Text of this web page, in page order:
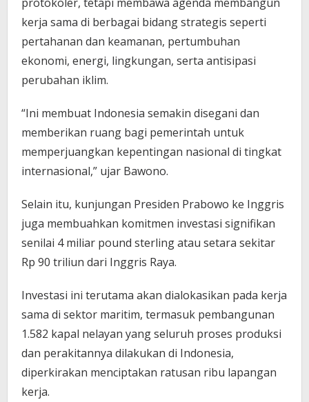
kerja sama di berbagai bidang strategis seperti
pertahanan dan keamanan, pertumbuhan
ekonomi, energi, lingkungan, serta antisipasi
perubahan iklim.
“Ini membuat Indonesia semakin disegani dan
memberikan ruang bagi pemerintah untuk
memperjuangkan kepentingan nasional di tingkat
internasional,” ujar Bawono.
Selain itu, kunjungan Presiden Prabowo ke Inggris
juga membuahkan komitmen investasi signifikan
senilai 4 miliar pound sterling atau setara sekitar
Rp 90 triliun dari Inggris Raya.
Investasi ini terutama akan dialokasikan pada kerja
sama di sektor maritim, termasuk pembangunan
1.582 kapal nelayan yang seluruh proses produksi
dan perakitannya dilakukan di Indonesia,
diperkirakan menciptakan ratusan ribu lapangan
kerja.